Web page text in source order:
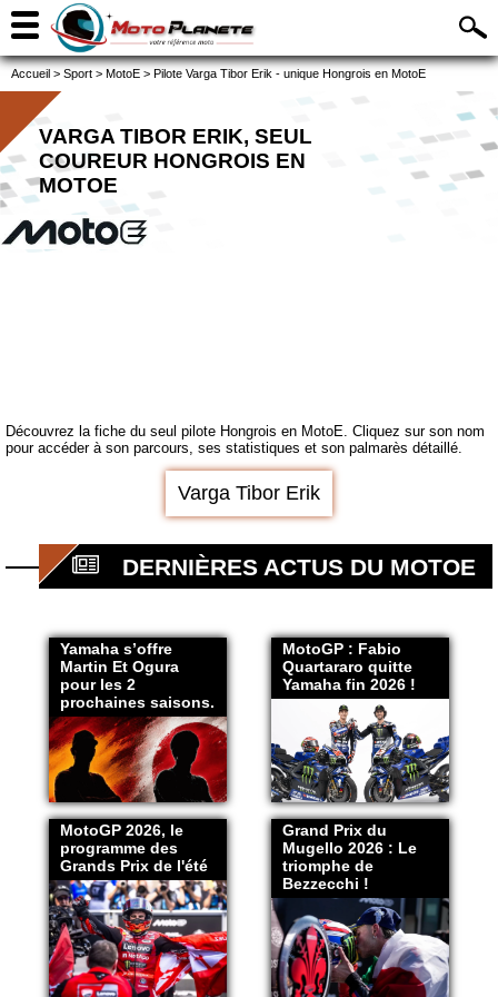
Accueil > Sport > MotoE > Pilote Varga Tibor Erik - unique Hongrois en MotoE
VARGA TIBOR ERIK, SEUL
COUREUR HONGROIS EN
MOTOE
Découvrez la fiche du seul pilote Hongrois en MotoE. Cliquez sur son nom
pour accéder à son parcours, ses statistiques et son palmarès détaillé.
Varga Tibor Erik
DERNIÈRES ACTUS DU MOTOE
Yamaha s’offre
Martin Et Ogura
pour les 2
prochaines saisons.
MotoGP : Fabio
Quartararo quitte
Yamaha fin 2026 !
MotoGP 2026, le
programme des
Grands Prix de l'été
Grand Prix du
Mugello 2026 : Le
triomphe de
Bezzecchi !